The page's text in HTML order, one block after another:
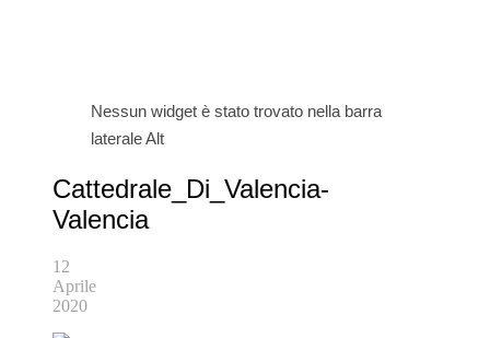
Nessun widget è stato trovato nella barra
laterale Alt
Cattedrale_Di_Valencia-
Valencia
12
Aprile
2020